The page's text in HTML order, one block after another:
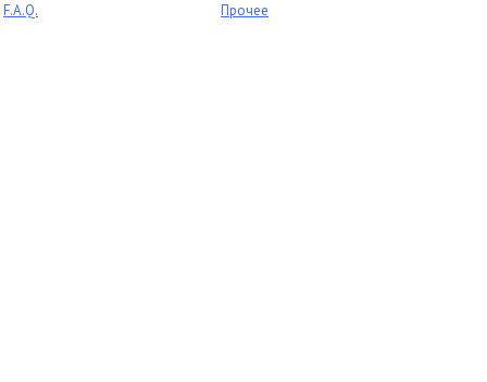
F.A.Q.
Прочее